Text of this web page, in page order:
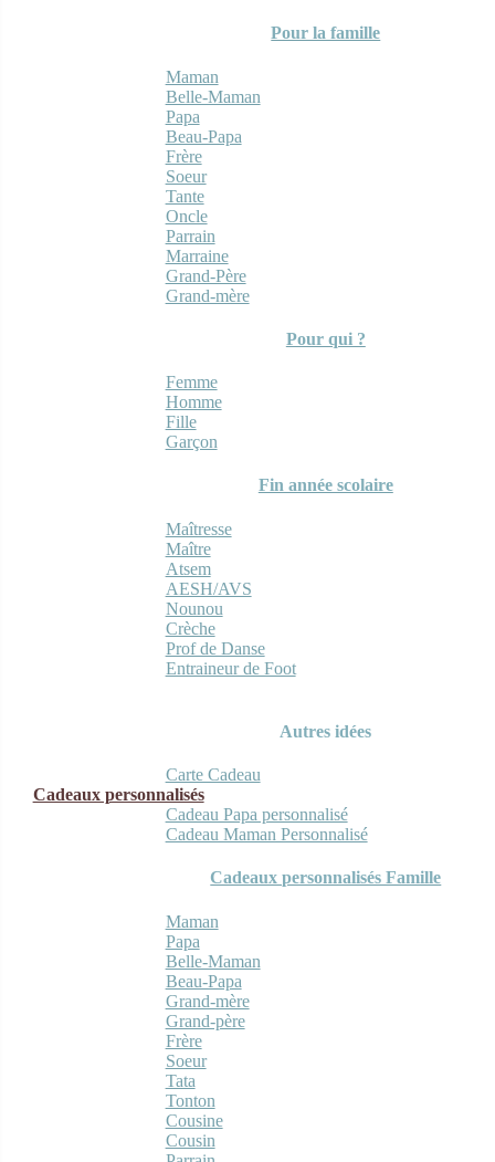
Pour la famille
Maman
Belle-Maman
Papa
Beau-Papa
Frère
Soeur
Tante
Oncle
Parrain
Marraine
Grand-Père
Grand-mère
Pour qui ?
Femme
Homme
Fille
Garçon
Fin année scolaire
Maîtresse
Maître
Atsem
AESH/AVS
Nounou
Crèche
Prof de Danse
Entraineur de Foot
Autres idées
Carte Cadeau
Cadeaux personnalisés
Cadeau Papa personnalisé
Cadeau Maman Personnalisé
Cadeaux personnalisés Famille
Maman
Papa
Belle-Maman
Beau-Papa
Grand-mère
Grand-père
Frère
Soeur
Tata
Tonton
Cousine
Cousin